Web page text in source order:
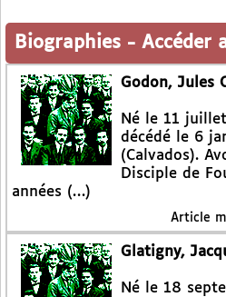
Biographies - Accéder
Godon, Jules
Né le 11
décédé le 6
(Calvados).
Disciple de
années (…)
Article
Glatigny,
Né le 18